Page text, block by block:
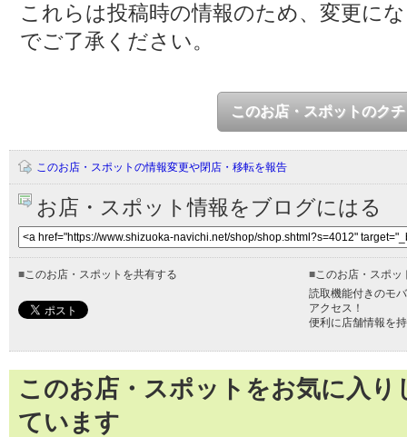
これらは投稿時の情報のため、変更に
でご了承ください。
このお店・スポットのク
このお店・スポットの情報変更や閉店・移転を報告
お店・スポット情報をブログにはる
■このお店・スポットを共有する ■このお店・スポッ
読取機能付きのモ
アクセス！
便利に店舗情報を
このお店・スポットをお気に入
ています